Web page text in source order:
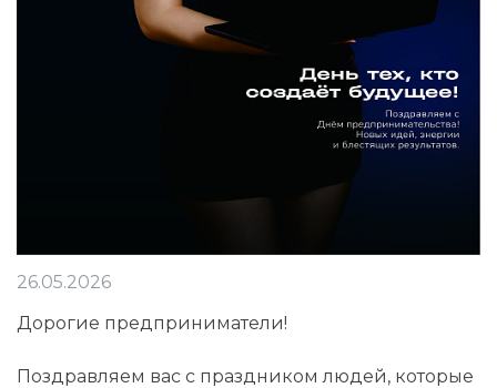
26.05.2026
Дорогие предприниматели!
Поздравляем вас с праздником людей, которые